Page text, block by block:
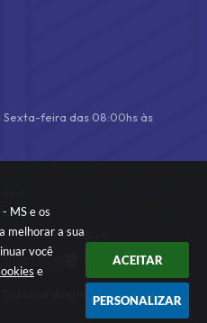
MS e os
melhorar a sua
você
e
ACEITAR
PERSONALIZAR
feira das 08:00hs às
3.5.3 - 19/06/2026
Dados Abertos
os direitos